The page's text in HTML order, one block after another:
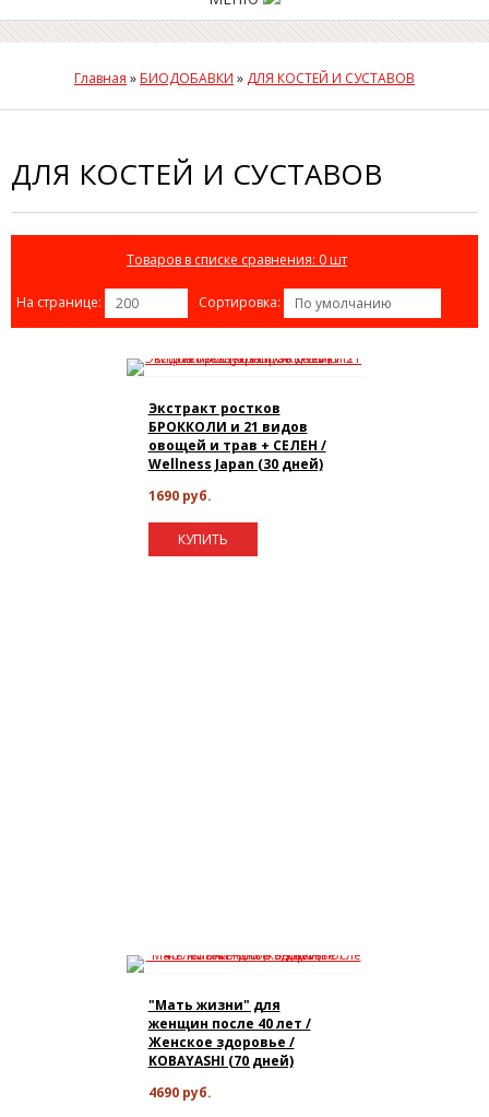
Главная » БИОДОБАВКИ » ДЛЯ КОСТЕЙ И СУСТАВОВ
ДЛЯ КОСТЕЙ И СУСТАВОВ
Товаров в списке сравнения: 0 шт
На странице: 200 Сортировка: По умолчанию
Экстракт ростков
БРОККОЛИ и 21 видов
овощей и трав + СЕЛЕН /
Wellness Japan (30 дней)
1690 руб.
КУПИТЬ
"Мать жизни" для
женщин после 40 лет /
Женское здоровье /
KOBAYASHI (70 дней)
4690 руб.